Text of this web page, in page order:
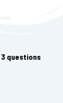
3 questions